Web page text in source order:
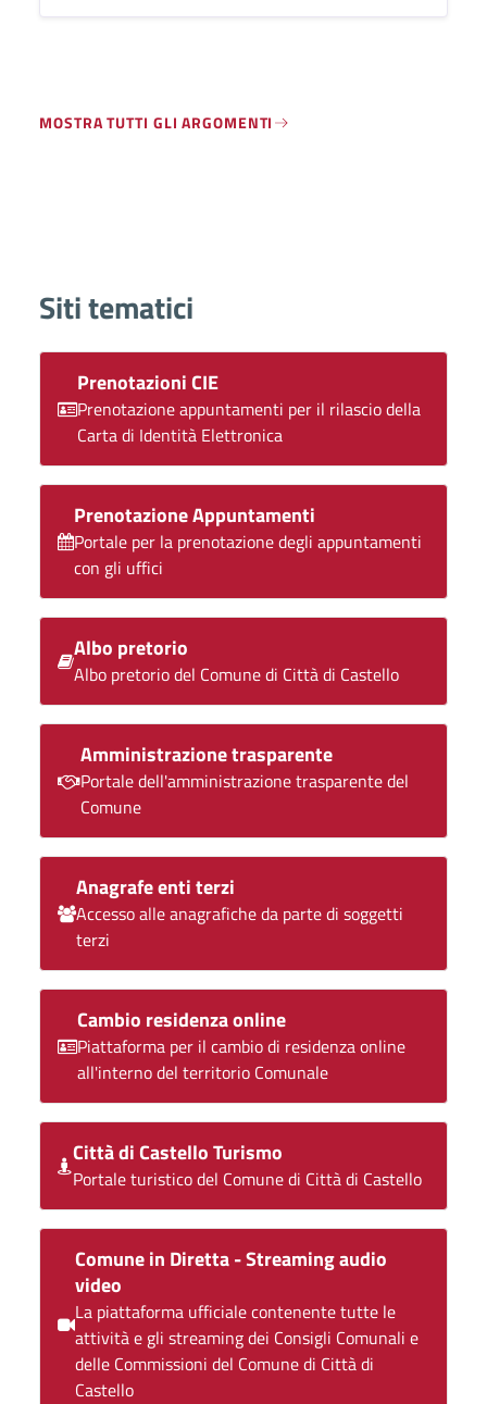
MOSTRA TUTTI GLI ARGOMENTI
Siti tematici
Prenotazioni CIE
Prenotazione appuntamenti per il rilascio della
Carta di Identità Elettronica
Prenotazione Appuntamenti
Portale per la prenotazione degli appuntamenti
con gli uffici
Albo pretorio
Albo pretorio del Comune di Città di Castello
Amministrazione trasparente
Portale dell'amministrazione trasparente del
Comune
Anagrafe enti terzi
Accesso alle anagrafiche da parte di soggetti
terzi
Cambio residenza online
Piattaforma per il cambio di residenza online
all'interno del territorio Comunale
Città di Castello Turismo
Portale turistico del Comune di Città di Castello
Comune in Diretta - Streaming audio
video
La piattaforma ufficiale contenente tutte le
attività e gli streaming dei Consigli Comunali e
delle Commissioni del Comune di Città di
Castello